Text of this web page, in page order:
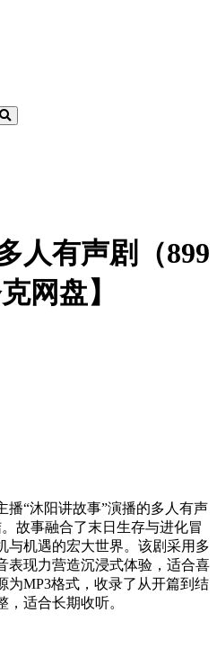
人有声剧（899
网盘】
播“沐阳讲故事”演播的多人有声
故事融合了末日生存与进化冒
与机遇的宏大世界。该剧采用多
表现力营造沉浸式体验，适合喜
为MP3格式，收录了从开篇到结
，适合长期收听。